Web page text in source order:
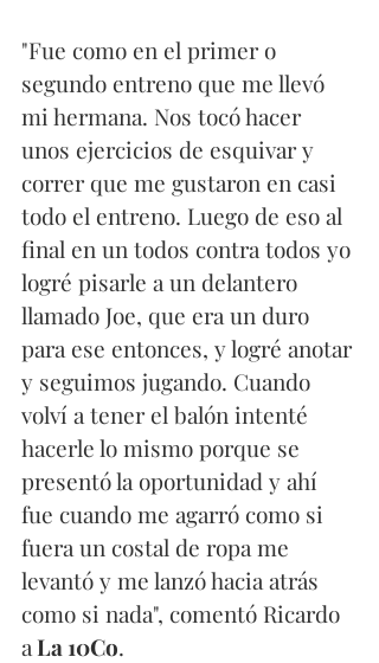
"Fue como en el primer o
segundo entreno que me llevó
mi hermana. Nos tocó hacer
unos ejercicios de esquivar y
correr que me gustaron en casi
todo el entreno. Luego de eso al
final en un todos contra todos yo
logré pisarle a un delantero
llamado Joe, que era un duro
para ese entonces, y logré anotar
y seguimos jugando. Cuando
volví a tener el balón intenté
hacerle lo mismo porque se
presentó la oportunidad y ahí
fue cuando me agarró como si
fuera un costal de ropa me
levantó y me lanzó hacia atrás
como si nada", comentó Ricardo
a La 10Co.